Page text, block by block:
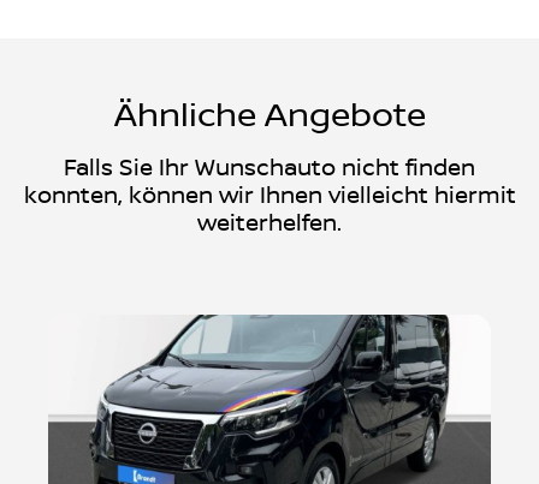
Ähnliche Angebote
Falls Sie Ihr Wunschauto nicht finden
konnten, können wir Ihnen vielleicht hiermit